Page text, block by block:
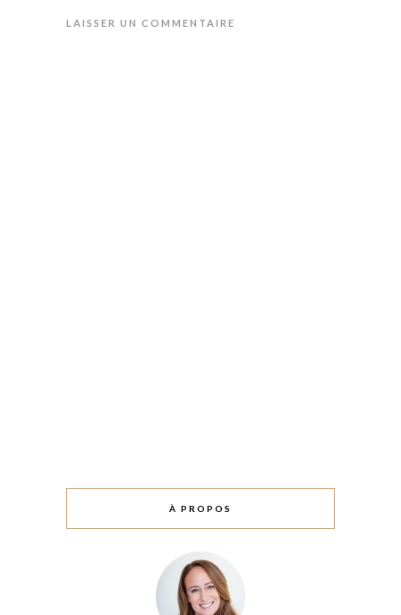
LAISSER UN COMMENTAIRE
À PROPOS